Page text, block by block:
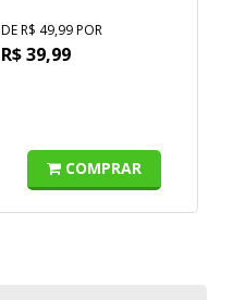
DE R$ 49,99 POR
R$ 39,99
COMPRAR